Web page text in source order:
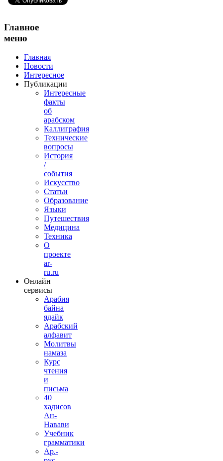
Главное
меню
Главная
Новости
Интересное
Публикации
Интересные
факты
об
арабском
Каллиграфия
Технические
вопросы
История
/
события
Искусство
Статьи
Образование
Языки
Путешествия
Медицина
Техника
О
проекте
ar-
ru.ru
Онлайн
сервисы
Арабия
байна
ядайк
Арабский
алфавит
Молитвы
намаза
Курс
чтения
и
письма
40
хадисов
Ан-
Навави
Учебник
грамматики
Ар.-